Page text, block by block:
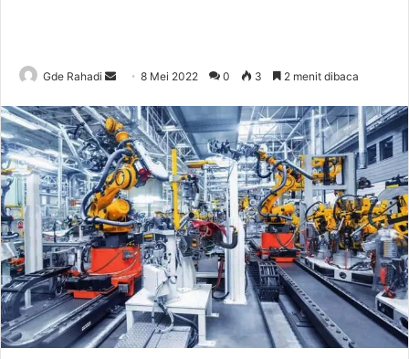
Gde Rahadi
n
d
a
n
e
m
a
i
l
8 Mei 2022 0 3 2 menit dibaca